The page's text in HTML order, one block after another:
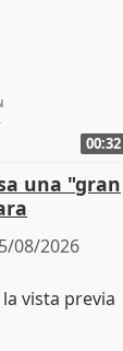
00:32
una "gran
08/2026